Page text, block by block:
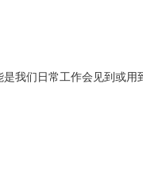
我们日常工作会见到或